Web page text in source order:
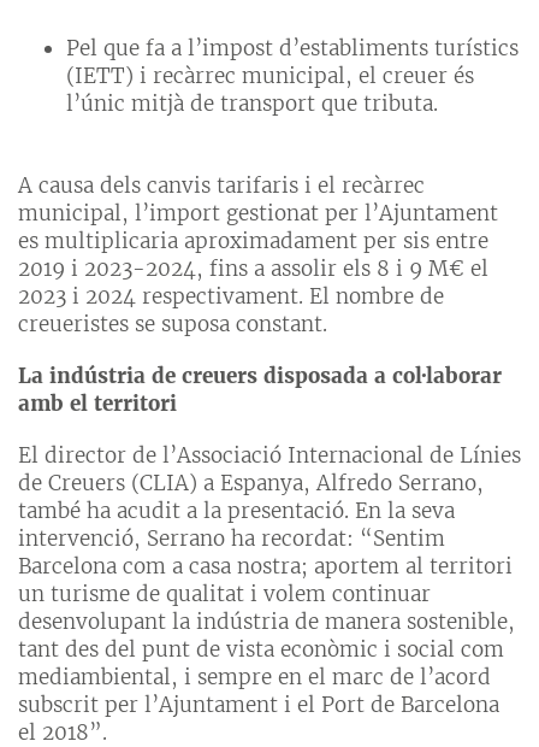
Pel que fa a l’impost d’establiments turístics
(IETT) i recàrrec municipal, el creuer és
l’únic mitjà de transport que tributa.
A causa dels canvis tarifaris i el recàrrec
municipal, l’import gestionat per l’Ajuntament
es multiplicaria aproximadament per sis entre
2019 i 2023-2024, fins a assolir els 8 i 9 M€ el
2023 i 2024 respectivament. El nombre de
creueristes se suposa constant.
La indústria de creuers disposada a col·laborar
amb el territori
El director de l’Associació Internacional de Línies
de Creuers (CLIA) a Espanya, Alfredo Serrano,
també ha acudit a la presentació. En la seva
intervenció, Serrano ha recordat: “Sentim
Barcelona com a casa nostra; aportem al territori
un turisme de qualitat i volem continuar
desenvolupant la indústria de manera sostenible,
tant des del punt de vista econòmic i social com
mediambiental, i sempre en el marc de l’acord
subscrit per l’Ajuntament i el Port de Barcelona
el 2018”.